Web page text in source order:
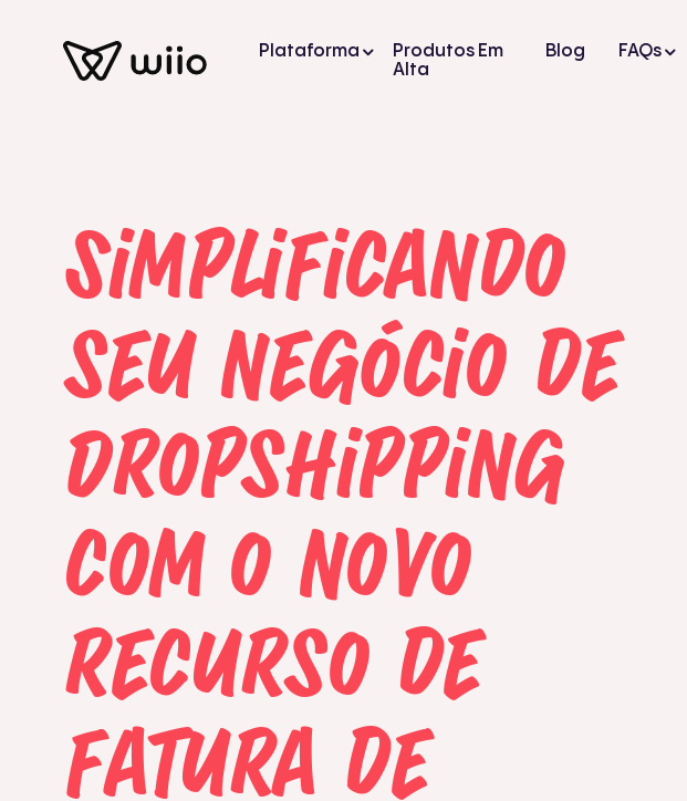
Plataforma
Produtos Em
Alta
Blog FAQs
Simplificando
seu negócio de
Dropshipping
com o novo
recurso de
fatura de